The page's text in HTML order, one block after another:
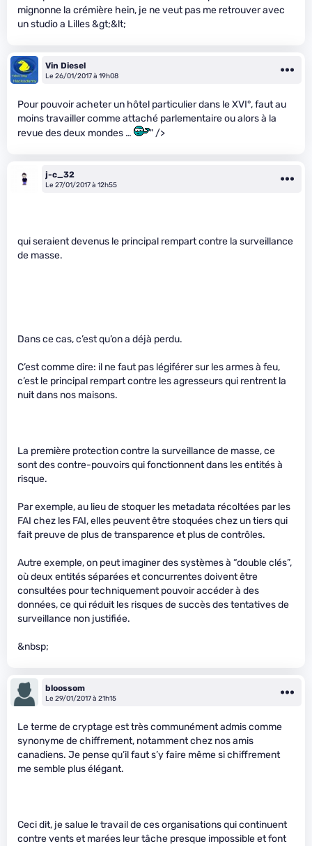
mignonne la crémière hein, je ne veut pas me retrouver avec
un studio a Lilles &gt;&lt;
Vin Diesel
Le 26/01/2017 à 19h08
Pour pouvoir acheter un hôtel particulier dans le XVI°, faut au
moins travailler comme attaché parlementaire ou alors à la
revue des deux mondes …
" />
j-c_32
Le 27/01/2017 à 12h55
qui seraient devenus le principal rempart contre la surveillance
de masse.
Dans ce cas, c’est qu’on a déjà perdu.
C’est comme dire: il ne faut pas légiférer sur les armes à feu,
c’est le principal rempart contre les agresseurs qui rentrent la
nuit dans nos maisons.
La première protection contre la surveillance de masse, ce
sont des contre-pouvoirs qui fonctionnent dans les entités à
risque.
Par exemple, au lieu de stoquer les metadata récoltées par les
FAI chez les FAI, elles peuvent être stoquées chez un tiers qui
fait preuve de plus de transparence et plus de contrôles.
Autre exemple, on peut imaginer des systèmes à “double clés”,
où deux entités séparées et concurrentes doivent être
consultées pour techniquement pouvoir accéder à des
données, ce qui réduit les risques de succès des tentatives de
surveillance non justifiée.
&nbsp;
bloossom
Le 29/01/2017 à 21h15
Le terme de cryptage est très communément admis comme
synonyme de chiffrement, notamment chez nos amis
canadiens. Je pense qu’il faut s’y faire même si chiffrement
me semble plus élégant.
Ceci dit, je salue le travail de ces organisations qui continuent
contre vents et marées leur tâche presque impossible et font